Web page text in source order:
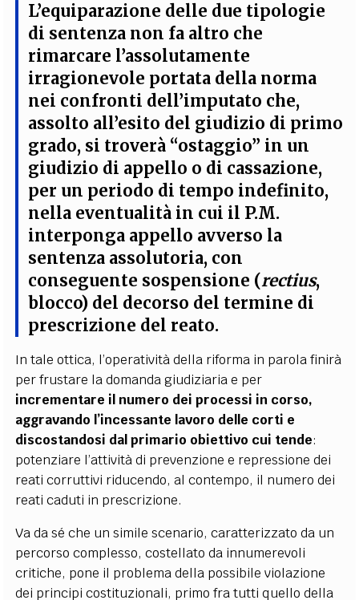
L’equiparazione delle due tipologie
di sentenza non fa altro che
rimarcare l’assolutamente
irragionevole portata della norma
nei confronti dell’imputato che,
assolto all’esito del giudizio di primo
grado, si troverà “ostaggio” in un
giudizio di appello o di cassazione,
per un periodo di tempo indefinito,
nella eventualità in cui il P.M.
interponga appello avverso la
sentenza assolutoria, con
conseguente sospensione (rectius,
blocco) del decorso del termine di
prescrizione del reato.
In tale ottica, l’operatività della riforma in parola finirà
per frustare la domanda giudiziaria e per
incrementare il numero dei processi in corso,
aggravando l’incessante lavoro delle corti e
discostandosi dal primario obiettivo cui tende:
potenziare l’attività di prevenzione e repressione dei
reati corruttivi riducendo, al contempo, il numero dei
reati caduti in prescrizione.
Va da sé che un simile scenario, caratterizzato da un
percorso complesso, costellato da innumerevoli
critiche, pone il problema della possibile violazione
dei principi costituzionali, primo fra tutti quello della